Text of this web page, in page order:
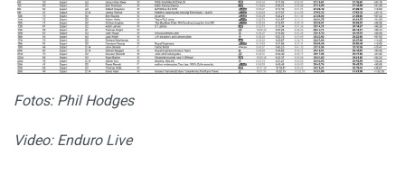
Fotos: Phil Hodges
Video: Enduro Live